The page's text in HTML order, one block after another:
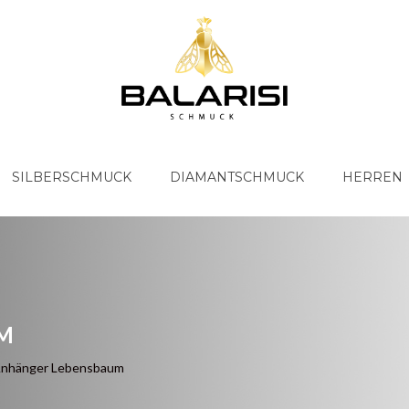
SILBERSCHMUCK DIAMANTSCHMUCK HERREN
Lebensbaum